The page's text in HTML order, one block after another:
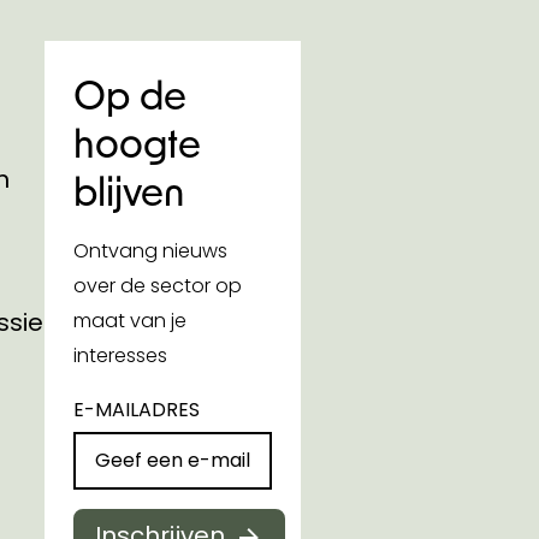
Op de
hoogte
blijven
Ontvang nieuws
over de sector op
maat van je
interesses
E-MAILADRES